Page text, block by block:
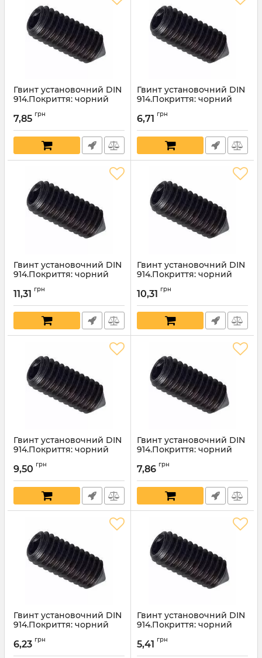
Гвинт установочний DIN
914.Покриття: чорний
Артикул:
7,85 грн
Гвинт установочний DIN
914.Покриття: чорний
Артикул:
6,71 грн
Гвинт установочний DIN
914.Покриття: чорний
Артикул:
11,31 грн
Гвинт установочний DIN
914.Покриття: чорний
Артикул:
10,31 грн
Гвинт установочний DIN
914.Покриття: чорний
Артикул:
9,50 грн
Гвинт установочний DIN
914.Покриття: чорний
Артикул:
7,86 грн
Гвинт установочний DIN
914.Покриття: чорний
Артикул:
6,23 грн
Гвинт установочний DIN
914.Покриття: чорний
Артикул:
5,41 грн